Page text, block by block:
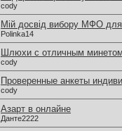
cody
Мій досвід вибору МФО для
Polinka14
Шлюхи с отличным
cody
Проверенные анкеты
cody
Азарт в онлайне
Данте2222